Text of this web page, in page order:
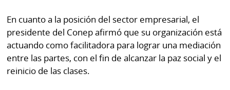
En cuanto a la posición del sector empresarial, el
presidente del Conep afirmó que su organización está
actuando como facilitadora para lograr una mediación
entre las partes, con el fin de alcanzar la paz social y el
reinicio de las clases.